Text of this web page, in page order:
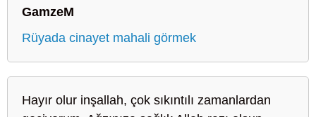
GamzeM
Rüyada cinayet mahali görmek
Hayır olur inşallah, çok sıkıntılı zamanlardan